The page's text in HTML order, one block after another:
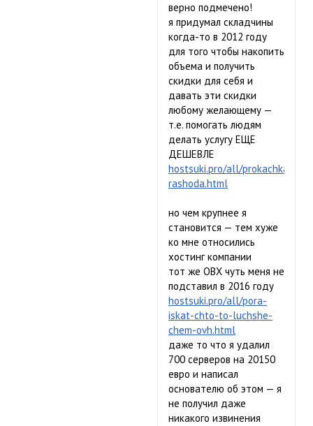
верно подмечено!
я придумал складчины
когда-то в 2012 году
для того чтобы накопить
объема и получить
скидки для себя и
давать эти скидки
любому желающему —
т.е. помогать людям
делать услугу ЕЩЕ
ДЕШЕВЛЕ
hostsuki.pro/all/prokachka-
rashoda.html
но чем крупнее я
становится — тем хуже
ко мне относились
хостинг компании
тот же ОВХ чуть меня не
подставил в 2016 году
hostsuki.pro/all/pora-
iskat-chto-to-luchshe-
chem-ovh.html
даже то что я удалил
700 серверов на 20150
евро и написал
основателю об этом — я
не получил даже
никакого извинения